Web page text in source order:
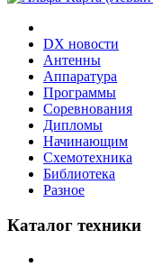
DX новости
Антенны
Аппаратура
Программы
Соревнования
Дипломы
Начинающим
Схемотехника
Библиотека
Разное
Каталог техники